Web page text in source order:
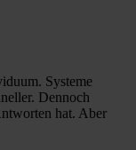
Systeme
Dennoch
hat. Aber